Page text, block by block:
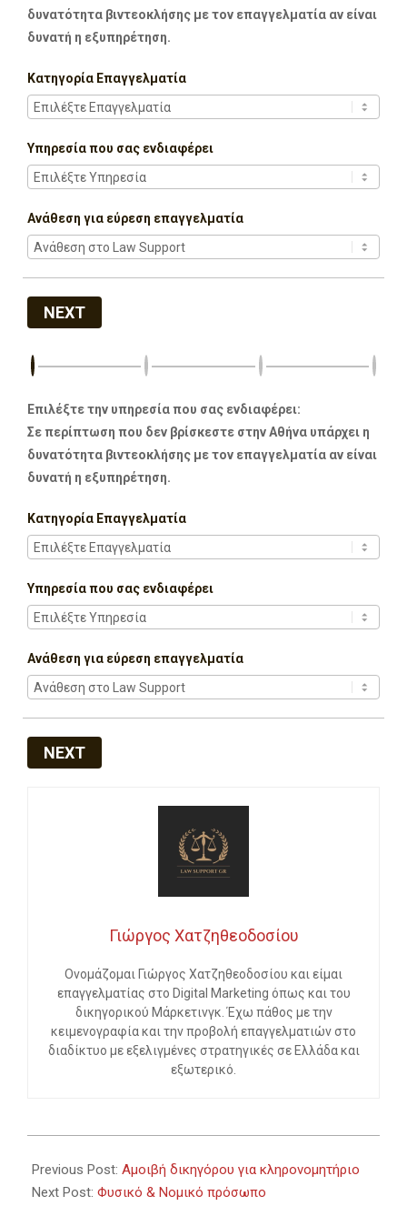
δυνατότητα βιντεοκλήσης με τον επαγγελματία αν είναι
δυνατή η εξυπηρέτηση.
Κατηγορία Επαγγελματία
Υπηρεσία που σας ενδιαφέρει
Ανάθεση για εύρεση επαγγελματία
NEXT
Επιλέξτε την υπηρεσία που σας ενδιαφέρει:
Σε περίπτωση που δεν βρίσκεστε στην Αθήνα υπάρχει η
δυνατότητα βιντεοκλήσης με τον επαγγελματία αν είναι
δυνατή η εξυπηρέτηση.
Κατηγορία Επαγγελματία
Υπηρεσία που σας ενδιαφέρει
Ανάθεση για εύρεση επαγγελματία
NEXT
Γιώργος Χατζηθεοδοσίου
Ονομάζομαι Γιώργος Χατζηθεοδοσίου και είμαι
επαγγελματίας στο Digital Marketing όπως και του
δικηγορικού Μάρκετινγκ. Έχω πάθος με την
κειμενογραφία και την προβολή επαγγελματιών στο
διαδίκτυο με εξελιγμένες στρατηγικές σε Ελλάδα και
εξωτερικό.
11-
22
Previous Post: Αμοιβή δικηγόρου για κληρονομητήριο
Next Post: Φυσικό & Νομικό πρόσωπο